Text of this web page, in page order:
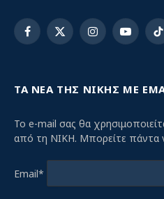
Facebook
X
InstagramYouTube
ΤΑ ΝΕΑ ΤΗΣ ΝΙΚΗΣ ΜΕ
Το e-mail σας θα
από τη ΝΙΚΗ. Μπορείτε πάντα
Email*